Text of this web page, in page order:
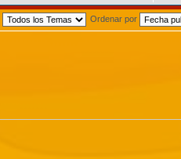
Ordenar por